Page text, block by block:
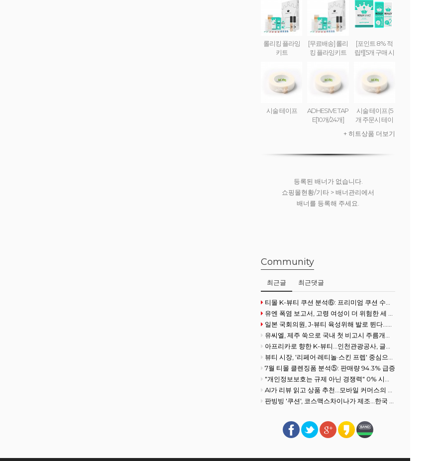
롤리킹 플라잉
키트
[무료배송] 롤리
킹 플라잉키트
[포인트 8% 적
립!!][5개 구매 시
(set) ROLLY KI
NG FLYING CR
EAM
시술 테이프
ADHESIVE TAP
E[10개/24개]
시술 테이프 (5
개 주문시 테이
료)
+ 히트상품 더보기
등록된 배너가 없습니다.
쇼핑몰현황/기타 > 배너관리에서
배너를 등록해 주세요.
Community
최근글 최근댓글
티몰 K-뷰티 쿠션 분석⑥: 프리미엄 쿠션 수요 확대
유엔 폭염 보고서, 고령 여성이 더 위험한 세 가지 이유
일본 국회의원, J-뷰티 육성위해 발로 뛴다...화장품협회 방문
유씨엘, 제주 쑥으로 국내 첫 비고시 주름개선 기능성 획득
아프리카로 향한 K-뷰티…인천관광공사, 글로벌사우스 공략 강화
뷰티 시장, '리페어·레티놀·스킨 프렙' 중심으로 전개
7월 티몰 클렌징폼 분석⑤: 판매량 94.3% 급증
"개인정보보호는 규제 아닌 경쟁력" 0% 시장을 100% 필수재로 만든 여성
AI가 리뷰 읽고 상품 추천…모바일 커머스의 진화
판빙빙 '쿠션', 코스맥스차이나가 제조…한국 ODM 경쟁력 재조명